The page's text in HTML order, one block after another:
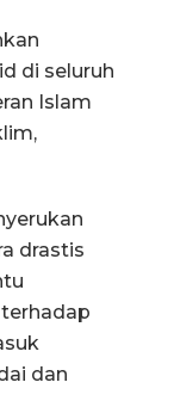
di seluruh
Islam
drastis
dan